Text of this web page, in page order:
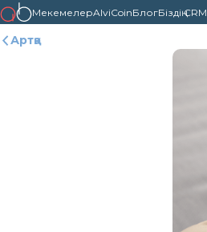
МекемелерAlviCoinБлогБіздің CRM
Артқа